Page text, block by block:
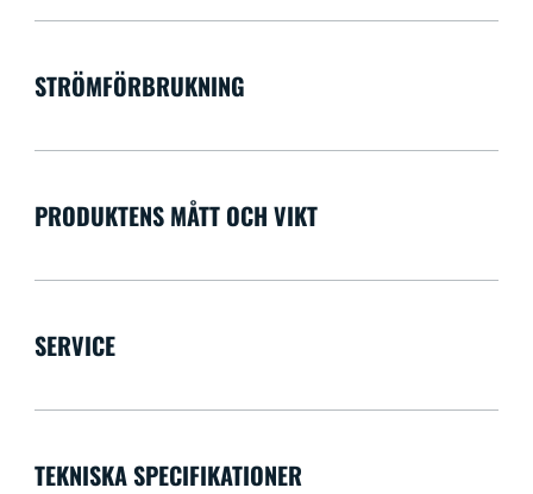
STRÖMFÖRBRUKNING
PRODUKTENS MÅTT OCH VIKT
SERVICE
TEKNISKA SPECIFIKATIONER